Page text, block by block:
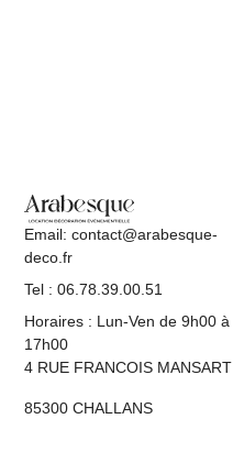
Email: contact@arabesque-
deco.fr
Tel : 06.78.39.00.51
Horaires : Lun-Ven de 9h00 à
17h00
4 RUE FRANCOIS MANSART
85300 CHALLANS